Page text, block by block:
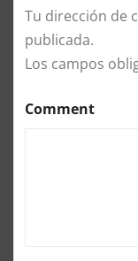
Tu dirección de
publicada.
Los campos
Comment